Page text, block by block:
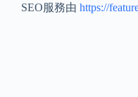
SEO服務由 https://